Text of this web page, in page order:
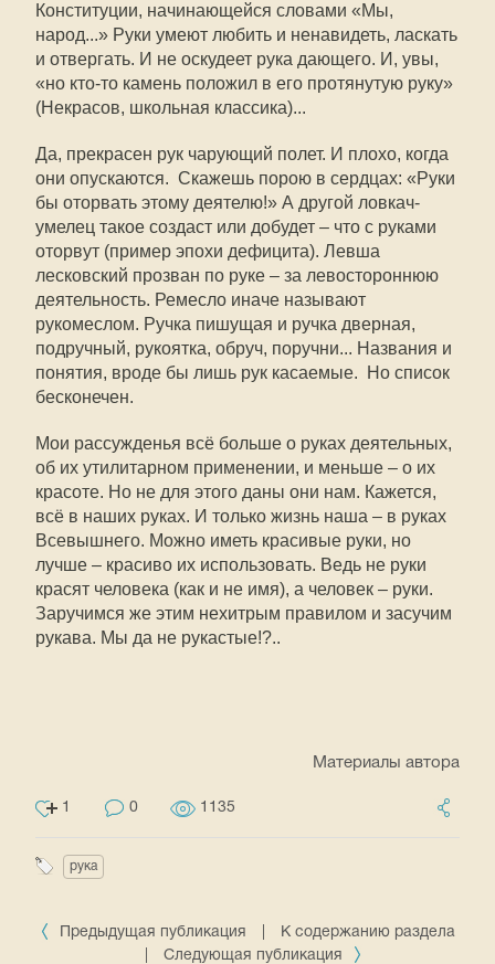
Конституции, начинающейся словами «Мы,
народ...» Руки умеют любить и ненавидеть, ласкать
и отвергать. И не оскудеет рука дающего. И, увы,
«но кто-то камень положил в его протянутую руку»
(Некрасов, школьная классика)...
Да, прекрасен рук чарующий полет. И плохо, когда
они опускаются. Скажешь порою в сердцах: «Руки
бы оторвать этому деятелю!» А другой ловкач-
умелец такое создаст или добудет – что с руками
оторвут (пример эпохи дефицита). Левша
лесковский прозван по руке – за левостороннюю
деятельность. Ремесло иначе называют
рукомеслом. Ручка пишущая и ручка дверная,
подручный, рукоятка, обруч, поручни... Названия и
понятия, вроде бы лишь рук касаемые. Но список
бесконечен.
Мои рассужденья всё больше о руках деятельных,
об их утилитарном применении, и меньше – о их
красоте. Но не для этого даны они нам. Кажется,
всё в наших руках. И только жизнь наша – в руках
Всевышнего. Можно иметь красивые руки, но
лучше – красиво их использовать. Ведь не руки
красят человека (как и не имя), а человек – руки.
Заручимся же этим нехитрым правилом и засучим
рукава. Мы да не рукастые!?..
Материалы автора
1 0 1135
рука
Предыдущая публикация
К содержанию раздела
Следующая публикация